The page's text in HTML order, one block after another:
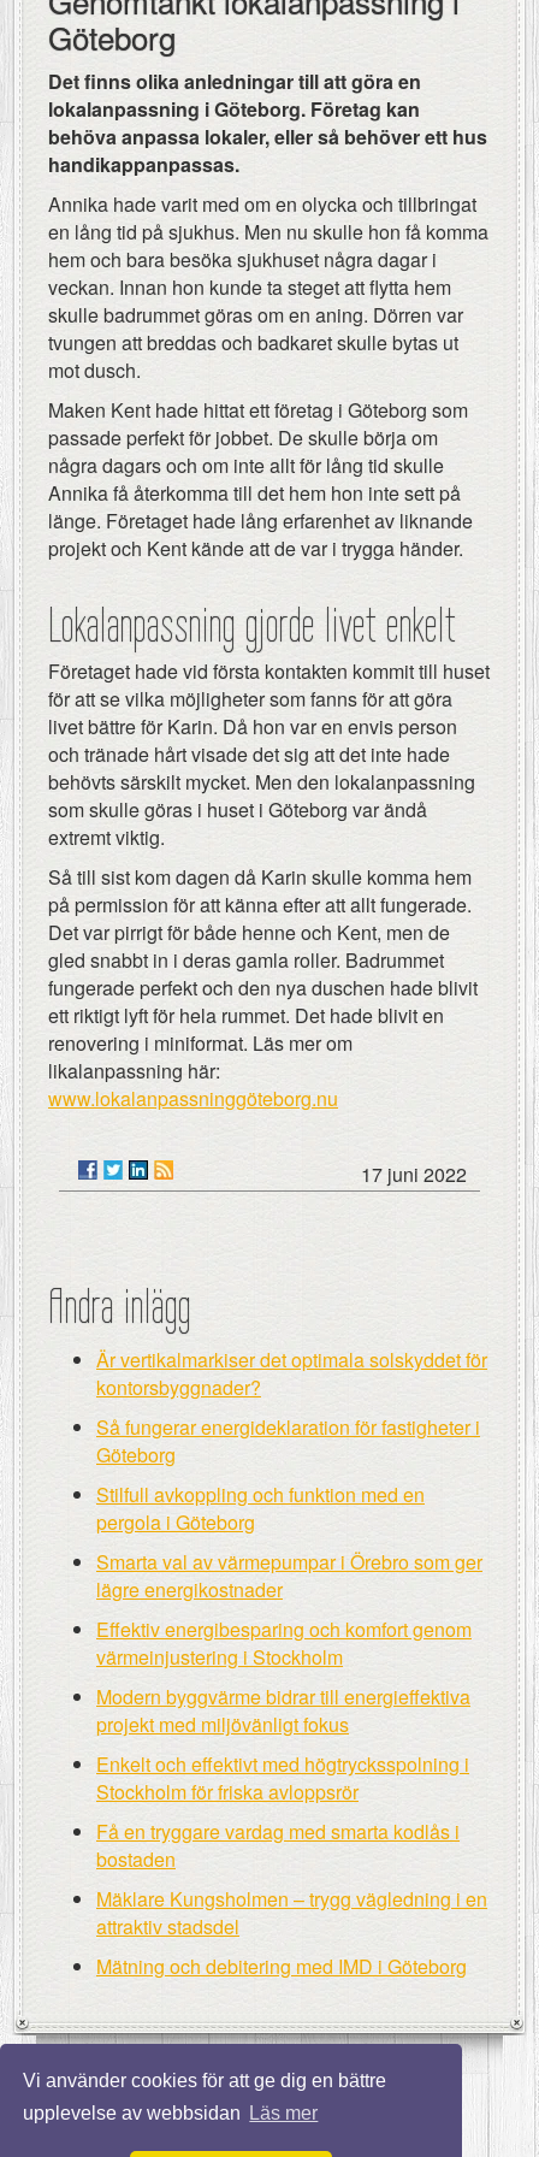
Vi använder cookies för att ge dig en bättre
upplevelse av webbsidan
Läs mer
Göteborg
Det finns olika anledningar till att göra en
lokalanpassning i Göteborg. Företag kan
behöva anpassa lokaler, eller så behöver ett hus
handikappanpassas.
Annika hade varit med om en olycka och tillbringat
en lång tid på sjukhus. Men nu skulle hon få komma
hem och bara besöka sjukhuset några dagar i
veckan. Innan hon kunde ta steget att flytta hem
skulle badrummet göras om en aning. Dörren var
tvungen att breddas och badkaret skulle bytas ut
mot dusch.
Maken Kent hade hittat ett företag i Göteborg som
passade perfekt för jobbet. De skulle börja om
några dagars och om inte allt för lång tid skulle
Annika få återkomma till det hem hon inte sett på
länge. Företaget hade lång erfarenhet av liknande
projekt och Kent kände att de var i trygga händer.
Lokalanpassning gjorde livet enkelt
Företaget hade vid första kontakten kommit till huset
för att se vilka möjligheter som fanns för att göra
livet bättre för Karin. Då hon var en envis person
och tränade hårt visade det sig att det inte hade
behövts särskilt mycket. Men den lokalanpassning
som skulle göras i huset i Göteborg var ändå
extremt viktig.
Så till sist kom dagen då Karin skulle komma hem
på permission för att känna efter att allt fungerade.
Det var pirrigt för både henne och Kent, men de
gled snabbt in i deras gamla roller. Badrummet
fungerade perfekt och den nya duschen hade blivit
ett riktigt lyft för hela rummet. Det hade blivit en
renovering i miniformat. Läs mer om
likalanpassning här:
www.lokalanpassninggöteborg.nu
17 juni 2022
Andra inlägg
Är vertikalmarkiser det optimala solskyddet för
kontorsbyggnader?
Så fungerar energideklaration för fastigheter i
Göteborg
Stilfull avkoppling och funktion med en
pergola i Göteborg
Smarta val av värmepumpar i Örebro som ger
lägre energikostnader
Effektiv energibesparing och komfort genom
värmeinjustering i Stockholm
Modern byggvärme bidrar till energieffektiva
projekt med miljövänligt fokus
Enkelt och effektivt med högtrycksspolning i
Stockholm för friska avloppsrör
Få en tryggare vardag med smarta kodlås i
bostaden
Mäklare Kungsholmen – trygg vägledning i en
attraktiv stadsdel
Mätning och debitering med IMD i Göteborg